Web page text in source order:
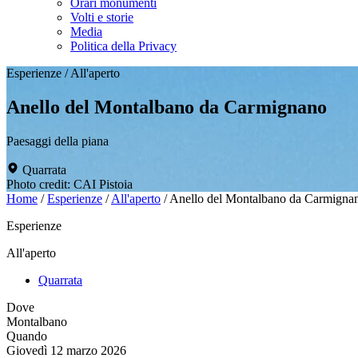
Orari monumenti
Volti e storie
Media
Politica della Privacy
Esperienze / All'aperto
Anello del Montalbano da Carmignano
Paesaggi della piana
Quarrata
Photo credit: CAI Pistoia
Home /Esperienze /All'aperto /Anello del Montalbano da
Esperienze
All'aperto
Quarrata
Dove
Montalbano
Quando
Giovedì 12 marzo 2026